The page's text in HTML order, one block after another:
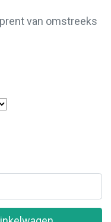
van omstreeks